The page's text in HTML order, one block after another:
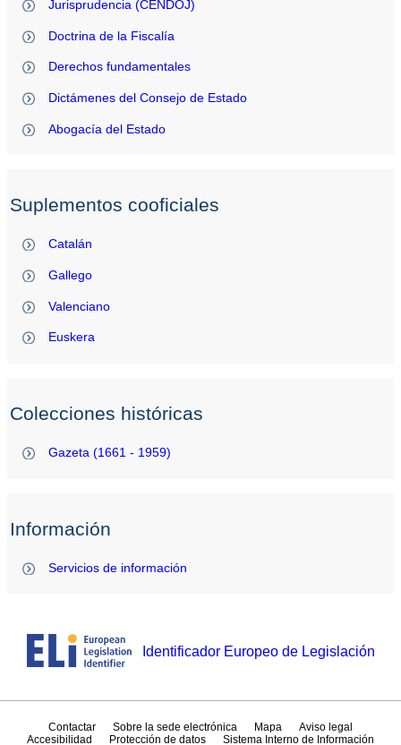
Jurisprudencia (CENDOJ)
Doctrina de la Fiscalía
Derechos fundamentales
Dictámenes del Consejo de Estado
Abogacía del Estado
Suplementos cooficiales
Catalán
Gallego
Valenciano
Euskera
Colecciones históricas
Gazeta (1661 - 1959)
Información
Servicios de información
Identificador Europeo de Legislación
Contactar Sobre la sede electrónica Mapa
Aviso legal
Accesibilidad
Protección de datos Sistema Interno de Información